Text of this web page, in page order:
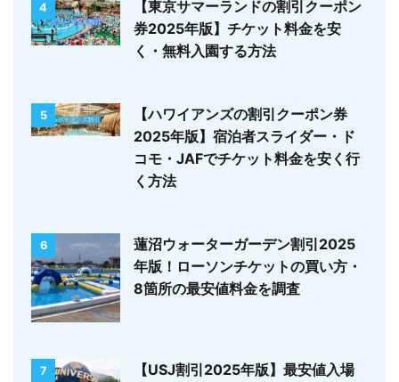
4
【東京サマーランドの割引クーポン
券2025年版】チケット料金を安
く・無料入園する方法
5
【ハワイアンズの割引クーポン券
2025年版】宿泊者スライダー・ド
コモ・JAFでチケット料金を安く行
く方法
6
蓮沼ウォーターガーデン割引2025
年版！ローソンチケットの買い方・
8箇所の最安値料金を調査
7
【USJ割引2025年版】最安値入場